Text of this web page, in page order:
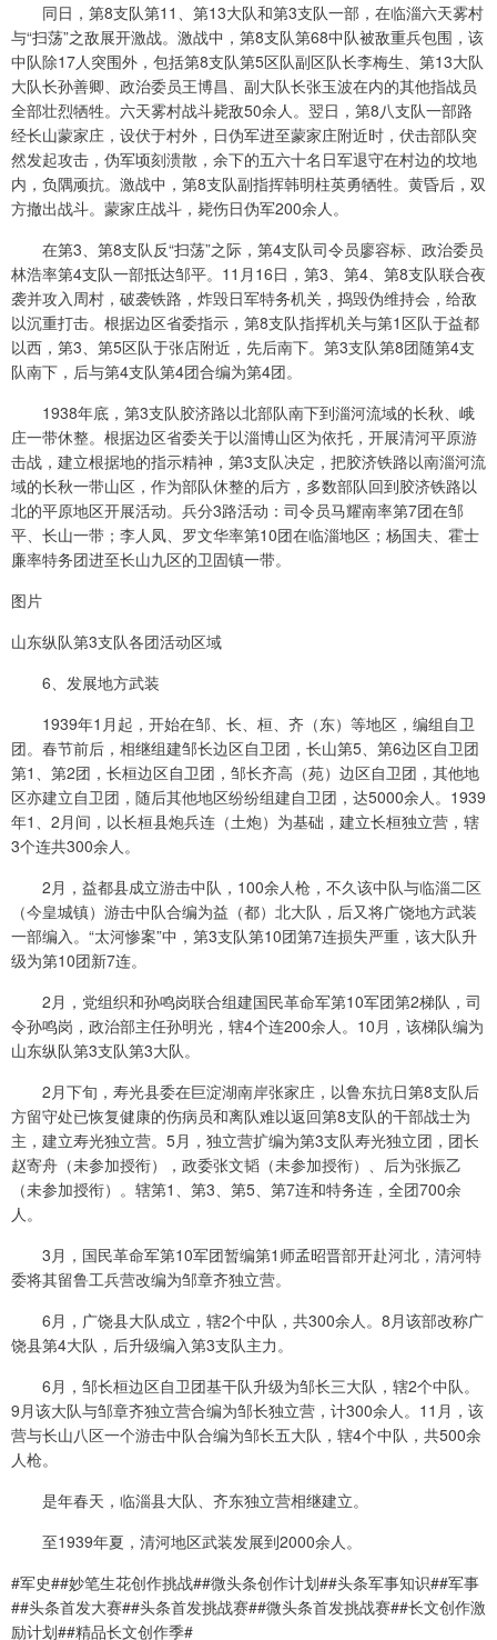
同日，第8支队第11、第13大队和第3支队一部，在临淄六天雾村
与“扫荡”之敌展开激战。激战中，第8支队第68中队被敌重兵包围，该
中队除17人突围外，包括第8支队第5区队副区队长李梅生、第13大队
大队长孙善卿、政治委员王博昌、副大队长张玉波在内的其他指战员
全部壮烈牺牲。六天雾村战斗毙敌50余人。翌日，第8八支队一部路
经长山蒙家庄，设伏于村外，日伪军进至蒙家庄附近时，伏击部队突
然发起攻击，伪军顷刻溃散，余下的五六十名日军退守在村边的坟地
内，负隅顽抗。激战中，第8支队副指挥韩明柱英勇牺牲。黄昏后，双
方撤出战斗。蒙家庄战斗，毙伤日伪军200余人。
在第3、第8支队反“扫荡”之际，第4支队司令员廖容标、政治委员
林浩率第4支队一部抵达邹平。11月16日，第3、第4、第8支队联合夜
袭并攻入周村，破袭铁路，炸毁日军特务机关，捣毁伪维持会，给敌
以沉重打击。根据边区省委指示，第8支队指挥机关与第1区队于益都
以西，第3、第5区队于张店附近，先后南下。第3支队第8团随第4支
队南下，后与第4支队第4团合编为第4团。
1938年底，第3支队胶济路以北部队南下到淄河流域的长秋、峨
庄一带休整。根据边区省委关于以淄博山区为依托，开展清河平原游
击战，建立根据地的指示精神，第3支队决定，把胶济铁路以南淄河流
域的长秋一带山区，作为部队休整的后方，多数部队回到胶济铁路以
北的平原地区开展活动。兵分3路活动：司令员马耀南率第7团在邹
平、长山一带；李人凤、罗文华率第10团在临淄地区；杨国夫、霍士
廉率特务团进至长山九区的卫固镇一带。
图片
山东纵队第3支队各团活动区域
6、发展地方武装
1939年1月起，开始在邹、长、桓、齐（东）等地区，编组自卫
团。春节前后，相继组建邹长边区自卫团，长山第5、第6边区自卫团
第1、第2团，长桓边区自卫团，邹长齐高（苑）边区自卫团，其他地
区亦建立自卫团，随后其他地区纷纷组建自卫团，达5000余人。1939
年1、2月间，以长桓县炮兵连（土炮）为基础，建立长桓独立营，辖
3个连共300余人。
2月，益都县成立游击中队，100余人枪，不久该中队与临淄二区
（今皇城镇）游击中队合编为益（都）北大队，后又将广饶地方武装
一部编入。“太河惨案”中，第3支队第10团第7连损失严重，该大队升
级为第10团新7连。
2月，党组织和孙鸣岗联合组建国民革命军第10军团第2梯队，司
令孙鸣岗，政治部主任孙明光，辖4个连200余人。10月，该梯队编为
山东纵队第3支队第3大队。
2月下旬，寿光县委在巨淀湖南岸张家庄，以鲁东抗日第8支队后
方留守处已恢复健康的伤病员和离队难以返回第8支队的干部战士为
主，建立寿光独立营。5月，独立营扩编为第3支队寿光独立团，团长
赵寄舟（未参加授衔），政委张文韬（未参加授衔）、后为张振乙
（未参加授衔）。辖第1、第3、第5、第7连和特务连，全团700余
人。
3月，国民革命军第10军团暂编第1师孟昭晋部开赴河北，清河特
委将其留鲁工兵营改编为邹章齐独立营。
6月，广饶县大队成立，辖2个中队，共300余人。8月该部改称广
饶县第4大队，后升级编入第3支队主力。
6月，邹长桓边区自卫团基干队升级为邹长三大队，辖2个中队。
9月该大队与邹章齐独立营合编为邹长独立营，计300余人。11月，该
营与长山八区一个游击中队合编为邹长五大队，辖4个中队，共500余
人枪。
是年春天，临淄县大队、齐东独立营相继建立。
至1939年夏，清河地区武装发展到2000余人。
#军史##妙笔生花创作挑战##微头条创作计划##头条军事知识##军事
##头条首发大赛##头条首发挑战赛##微头条首发挑战赛##长文创作激
励计划##精品长文创作季#